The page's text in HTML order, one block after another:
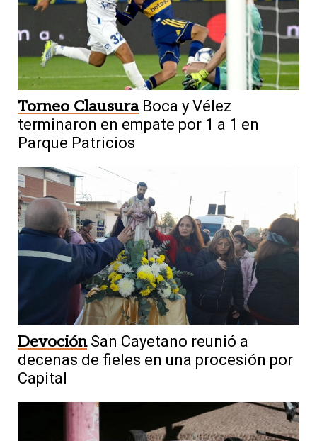
Torneo Clausura Boca y Vélez
terminaron en empate por 1 a 1 en
Parque Patricios
Devoción San Cayetano reunió a
decenas de fieles en una procesión por
Capital